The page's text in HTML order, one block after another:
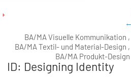
BA/MA Visuelle Kommunikation ,
BA/MA Textil- und Material-Design ,
BA/MA Produkt-Design
ID: Designing Identity